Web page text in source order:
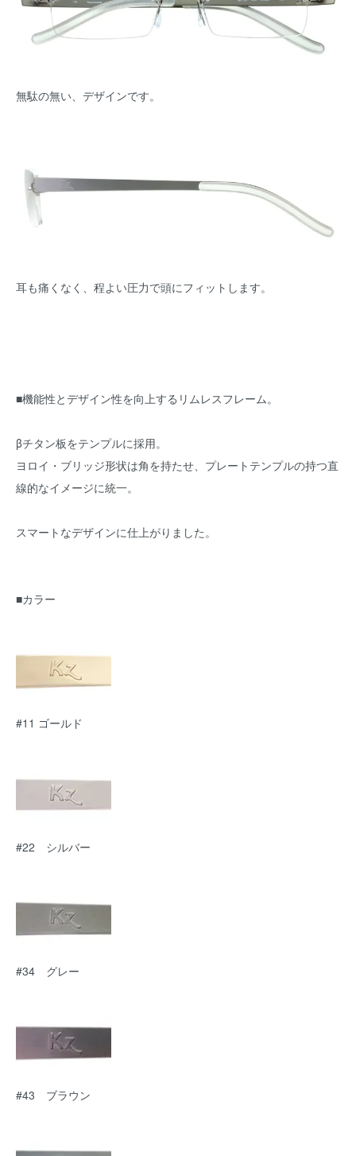
無駄の無い、デザインです。
耳も痛くなく、程よい圧力で頭にフィットします。
■機能性とデザイン性を向上するリムレスフレーム。
βチタン板をテンプルに採用。
ヨロイ・ブリッジ形状は角を持たせ、プレートテンプルの持つ直
線的なイメージに統一。
スマートなデザインに仕上がりました。
■カラー
#11 ゴールド
#22 シルバー
#34 グレー
#43 ブラウン